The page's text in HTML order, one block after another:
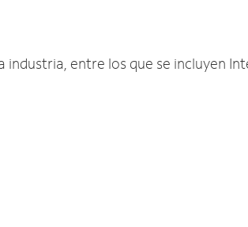
entre los que se incluyen